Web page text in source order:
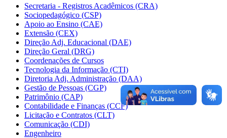
Secretaria - Registros Acadêmicos (CRA)
Sociopedagógico (CSP)
Apoio ao Ensino (CAE)
Extensão (CEX)
Direção Adj. Educacional (DAE)
Direção Geral (DRG)
Coordenações de Cursos
Tecnologia da Informação (CTI)
Diretoria Adj. Administração (DAA)
Gestão de Pessoas (CGP)
Patrimônio (CAP)
Contabilidade e Finanças (CCF)
Licitação e Contratos (CLT)
Comunicação (CDI)
Engenheiro